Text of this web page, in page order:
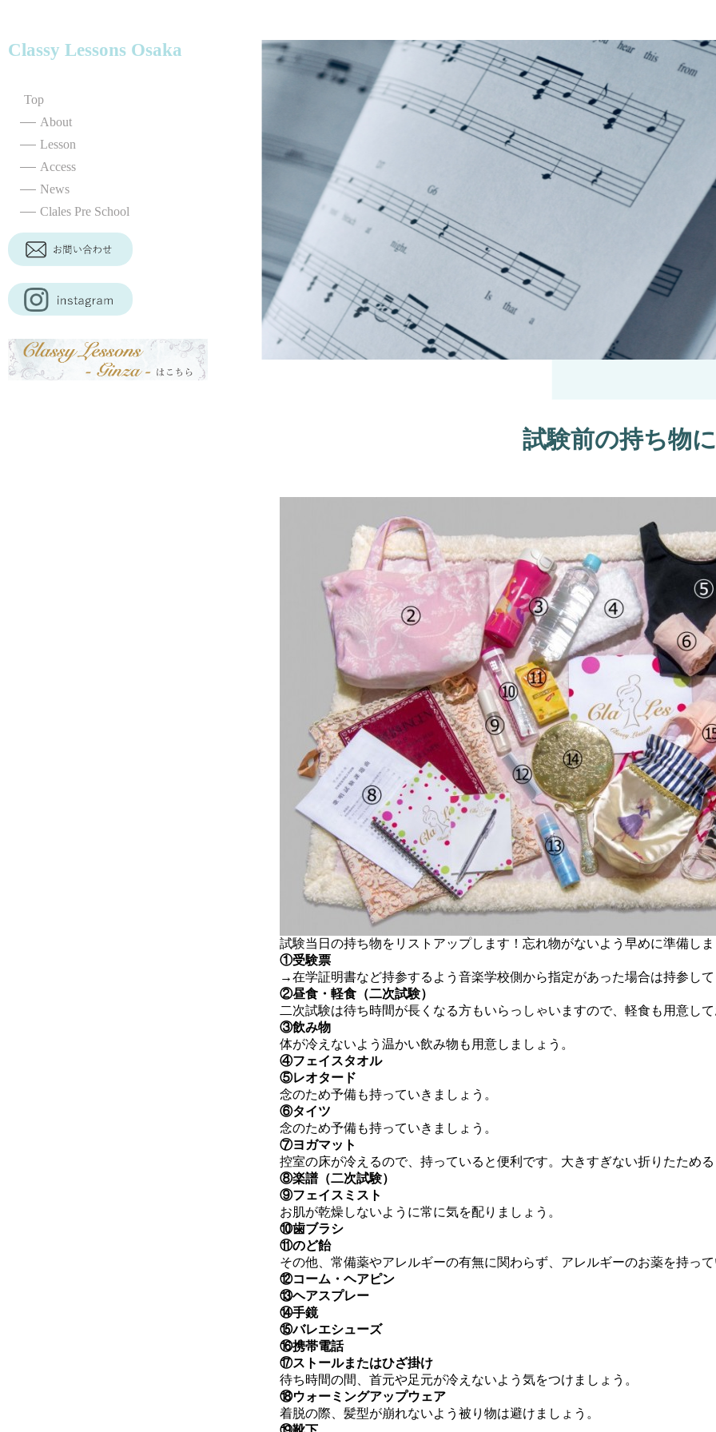
Classy Lessons Osaka
Top
About
Lesson
Access
News
Clales Pre School
試験前の持ち物
試験当日の持ち物をリストアップします！忘れ物がないよう早めに準備
①受験票
→在学証明書など持参するよう音楽学校側から指定があった場合は持参し
②昼食・軽食（二次試験）
二次試験は待ち時間が長くなる方もいらっしゃいますので、軽食も用意し
③飲み物
体が冷えないよう温かい飲み物も用意しましょう。
④フェイスタオル
⑤レオタード
念のため予備も持っていきましょう。
⑥タイツ
念のため予備も持っていきましょう。
⑦ヨガマット
控室の床が冷えるので、持っていると便利です。大きすぎない折りたため
⑧楽譜（二次試験）
⑨フェイスミスト
お肌が乾燥しないように常に気を配りましょう。
⑩歯ブラシ
⑪のど飴
その他、常備薬やアレルギーの有無に関わらず、アレルギーのお薬を持っ
⑫コーム・ヘアピン
⑬ヘアスプレー
⑭手鏡
⑮バレエシューズ
⑯携帯電話
⑰ストールまたはひざ掛け
待ち時間の間、首元や足元が冷えないよう気をつけましょう。
⑱ウォーミングアップウェア
着脱の際、髪型が崩れないよう被り物は避けましょう。